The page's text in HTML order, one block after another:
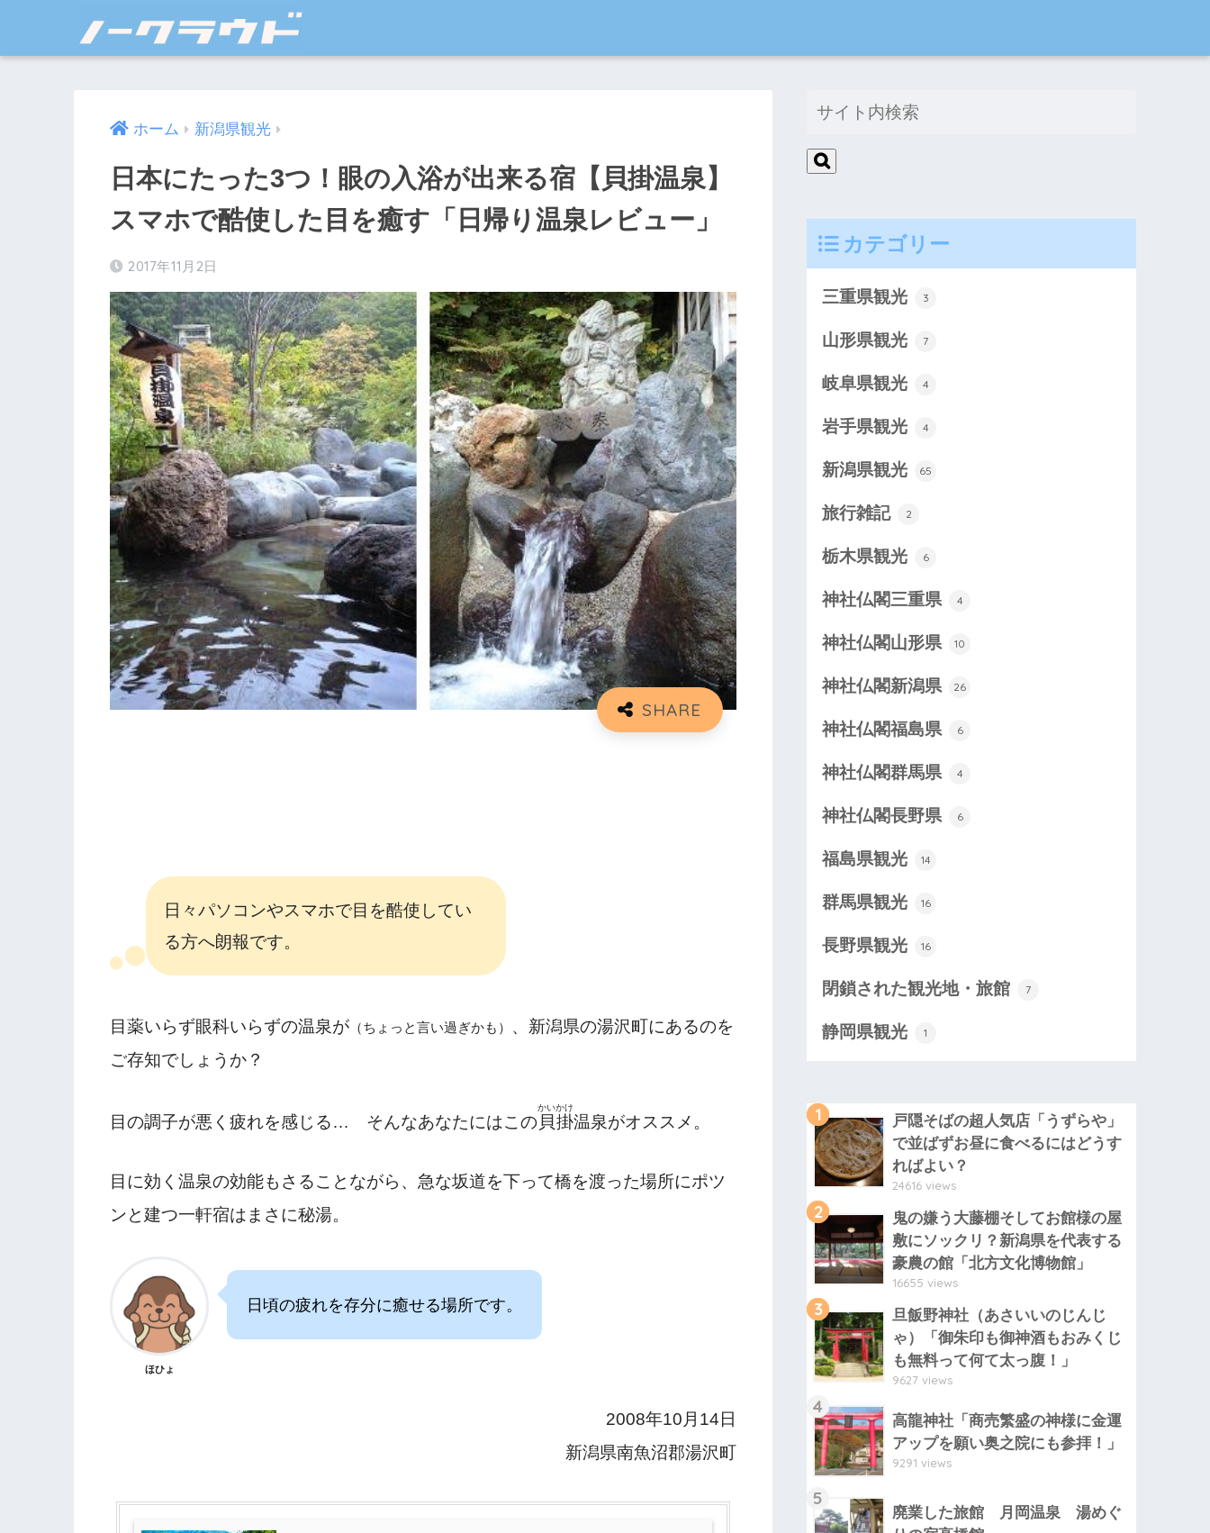
ホーム 新潟県観光
日本にたった3つ！眼の入浴が出来る宿【貝掛温泉】
スマホで酷使した目を癒す「日帰り温泉レビュー」
2017年11月2日
日々パソコンやスマホで目を酷使してい
る方へ朗報です。
目薬いらず眼科いらずの温泉が （ちょっと言い過ぎかも）
、新潟県の湯沢町にあるのを
ご存知でしょうか？
目の調子が悪く疲れを感じる… そんなあなたにはこの貝掛
かいかけ
温泉がオススメ。
目に効く温泉の効能もさることながら、急な坂道を下って橋を渡った場所にポツ
ンと建つ一軒宿はまさに秘湯。
ほひょ
日頃の疲れを存分に癒せる場所です。
2008年10月14日
新潟県南魚沼郡湯沢町
カテゴリー
三重県観光 3
山形県観光 7
岐阜県観光 4
岩手県観光 4
新潟県観光 65
旅行雑記 2
栃木県観光 6
神社仏閣三重県 4
神社仏閣山形県 10
神社仏閣新潟県 26
神社仏閣福島県 6
神社仏閣群馬県 4
神社仏閣長野県 6
福島県観光 14
群馬県観光 16
長野県観光 16
閉鎖された観光地・旅館 7
静岡県観光 1
1
戸隠そばの超人気店「うずらや」
で並ばずお昼に食べるにはどうす
ればよい？
24616 views
2
鬼の嫌う大藤棚そしてお館様の屋
敷にソックリ？新潟県を代表する
豪農の館「北方文化博物館」
16655 views
3
旦飯野神社（あさいいのじんじ
ゃ）「御朱印も御神酒もおみくじ
も無料って何て太っ腹！」
9627 views
4
高龍神社「商売繁盛の神様に金運
アップを願い奥之院にも参拝！」
9291 views
5
廃業した旅館 月岡温泉 湯めぐ